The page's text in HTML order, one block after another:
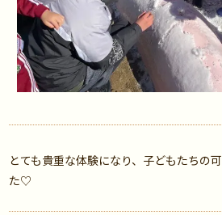
とても貴重な体験になり、子どもたちの
た♡